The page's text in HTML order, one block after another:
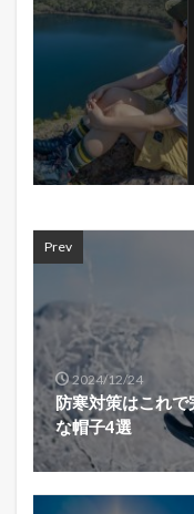
Prev
2024/12/24
防寒対策はこれ
な帽子4選